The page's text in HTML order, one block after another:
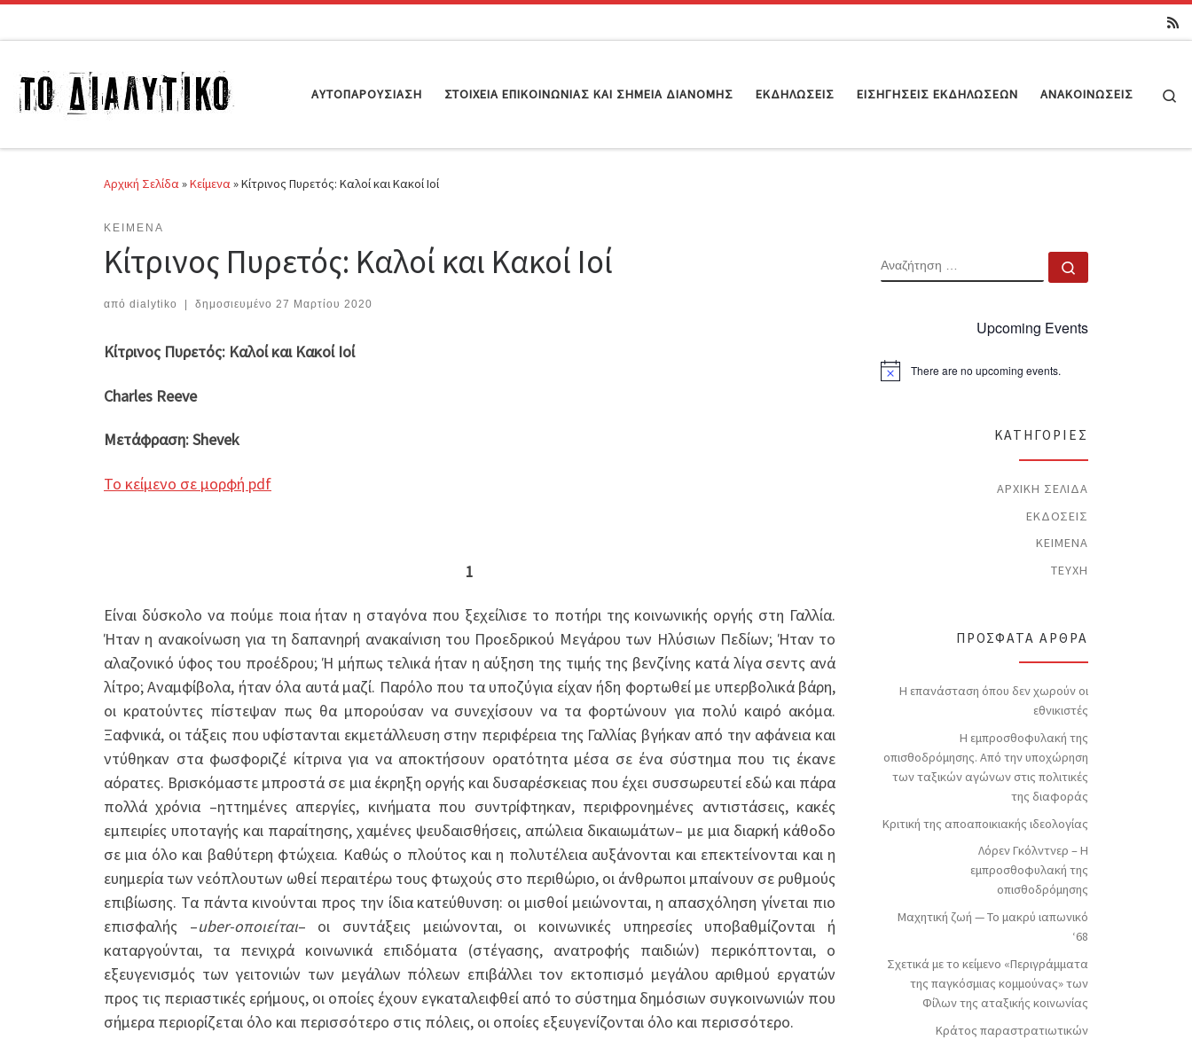
ΑΥΤΟΠΑΡΟΥΣΊΑΣΗ ΣΤΟΙΧΕΊΑ ΕΠΙΚΟΙΝΩΝΊΑΣ ΚΑΙ ΣΗΜΕΊΑ ΔΙΑΝΟΜΉΣ ΕΚΔΗΛΏΣΕΙΣ ΕΙΣΗΓΉΣΕΙΣ ΕΚΔΗΛΏΣΕΩΝ ΑΝΑΚΟΙΝΏΣΕΙΣ
Αρχική Σελίδα»Κείμενα»Κίτρινος Πυρετός: Καλοί και Κακοί Ιοί
ΚΕΊΜΕΝΑ
Κίτρινος Πυρετός: Καλοί και Κακοί Ιοί
από dialytiko δημοσιευμένο 27 Μαρτίου 2020
Κίτρινος Πυρετός: Καλοί και Κακοί Ιοί
Charles Reeve
Μετάφραση: Shevek
Το κείμενο σε μορφή pdf
1
Είναι δύσκολο να πούμε ποια ήταν η σταγόνα που ξεχείλισε το ποτήρι της κοινωνικής οργής στη Γαλλία.
Ήταν η ανακοίνωση για τη δαπανηρή ανακαίνιση του Προεδρικού Μεγάρου των Ηλύσιων Πεδίων; Ήταν το
αλαζονικό ύφος του προέδρου; Ή μήπως τελικά ήταν η αύξηση της τιμής της βενζίνης κατά λίγα σεντς ανά
λίτρο; Αναμφίβολα, ήταν όλα αυτά μαζί. Παρόλο που τα υποζύγια είχαν ήδη φορτωθεί με υπερβολικά βάρη,
οι κρατούντες πίστεψαν πως θα μπορούσαν να συνεχίσουν να τα φορτώνουν για πολύ καιρό ακόμα.
Ξαφνικά, οι τάξεις που υφίστανται εκμετάλλευση στην περιφέρεια της Γαλλίας βγήκαν από την αφάνεια και
ντύθηκαν στα φωσφοριζέ κίτρινα για να αποκτήσουν ορατότητα μέσα σε ένα σύστημα που τις έκανε
αόρατες. Βρισκόμαστε μπροστά σε μια έκρηξη οργής και δυσαρέσκειας που έχει συσσωρευτεί εδώ και πάρα
πολλά χρόνια –ηττημένες απεργίες, κινήματα που συντρίφτηκαν, περιφρονημένες αντιστάσεις, κακές
εμπειρίες υποταγής και παραίτησης, χαμένες ψευδαισθήσεις, απώλεια δικαιωμάτων– με μια διαρκή κάθοδο
σε μια όλο και βαθύτερη φτώχεια. Καθώς ο πλούτος και η πολυτέλεια αυξάνονται και επεκτείνονται και η
ευημερία των νεόπλουτων ωθεί περαιτέρω τους φτωχούς στο περιθώριο, οι άνθρωποι μπαίνουν σε ρυθμούς
επιβίωσης. Τα πάντα κινούνται προς την ίδια κατεύθυνση: οι μισθοί μειώνονται, η απασχόληση γίνεται πιο
επισφαλής –uber-οποιείται– οι συντάξεις μειώνονται, οι κοινωνικές υπηρεσίες υποβαθμίζονται ή
καταργούνται, τα πενιχρά κοινωνικά επιδόματα (στέγασης, ανατροφής παιδιών) περικόπτονται, ο
εξευγενισμός των γειτονιών των μεγάλων πόλεων επιβάλλει τον εκτοπισμό μεγάλου αριθμού εργατών
προς τις περιαστικές ερήμους, οι οποίες έχουν εγκαταλειφθεί από το σύστημα δημόσιων συγκοινωνιών που
σήμερα περιορίζεται όλο και περισσότερο στις πόλεις, οι οποίες εξευγενίζονται όλο και περισσότερο.
ΑΝΑΖΉΤΗΣΗ
Upcoming Events
N
There are no upcoming events.
KΑΤΗΓΟΡΊΕΣ
ΑΡΧΙΚΉ ΣΕΛΊΔΑ
ΕΚΔΌΣΕΙΣ
ΚΕΊΜΕΝΑ
ΤΕΎΧΗ
ΠΡΌΣΦΑΤΑ ΆΡΘΡΑ
Η επανάσταση όπου δεν χωρούν οι
εθνικιστές
Η εμπροσθοφυλακή της
οπισθοδρόμησης. Από την υποχώρηση
των ταξικών αγώνων στις πολιτικές
της διαφοράς
Κριτική της αποαποικιακής ιδεολογίας
Λόρεν Γκόλντνερ – Η
εμπροσθοφυλακή της
οπισθοδρόμησης
Μαχητική ζωή — Το μακρύ ιαπωνικό
‘68
Σχετικά με το κείμενο «Περιγράμματα
της παγκόσμιας κομμούνας» των
Φίλων της αταξικής κοινωνίας
Κράτος παραστρατιωτικών